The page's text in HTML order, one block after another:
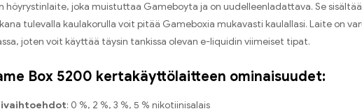
höyrystinlaite, joka muistuttaa Gameboyta ja on uudelleenladattava. Se
tulevalla kaulakorulla voit pitää Gameboxia mukavasti kaulallasi. Laite on
joten voit käyttää täysin tankissa olevan e-liquidin viimeiset tipat.
Box 5200 kertakäyttölaitteen ominaisuudet:
: 0 %, 2 %, 3 %, 5 % nikotiinisalais